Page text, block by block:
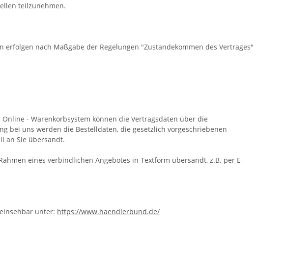
teilzunehmen.
nach Maßgabe der Regelungen "Zustandekommen des Vertrages"
Online - Warenkorbsystem können die Vertragsdaten über die
bei uns werden die Bestelldaten, die gesetzlich vorgeschriebenen
an Sie übersandt.
eines verbindlichen Angebotes in Textform übersandt, z.B. per E-
unter: https://www.haendlerbund.de/